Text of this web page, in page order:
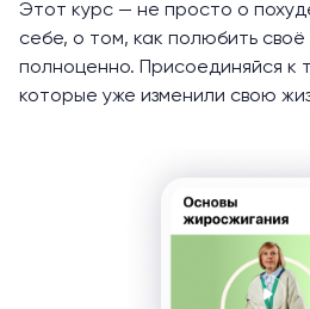
Этот курс — не просто о
себе, о том, как полюбить
полноценно. Присоединяйся к
которые уже изменили свою